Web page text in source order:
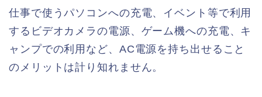
仕事で使うパソコンへの充電、イベント等で利用
するビデオカメラの電源、ゲーム機への充電、キ
ャンプでの利用など、AC電源を持ち出せること
のメリットは計り知れません。